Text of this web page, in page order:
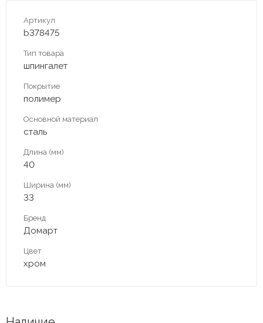
Артикул
b378475
Тип товара
шпингалет
Покрытие
полимер
Основной материал
сталь
Длина (мм)
40
Ширина (мм)
33
Бренд
Домарт
Цвет
хром